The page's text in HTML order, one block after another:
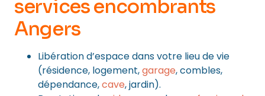
services encombrants
Angers
Libération d’espace dans votre lieu de vie
(résidence, logement,garage, combles,
dépendance,cave, jardin).